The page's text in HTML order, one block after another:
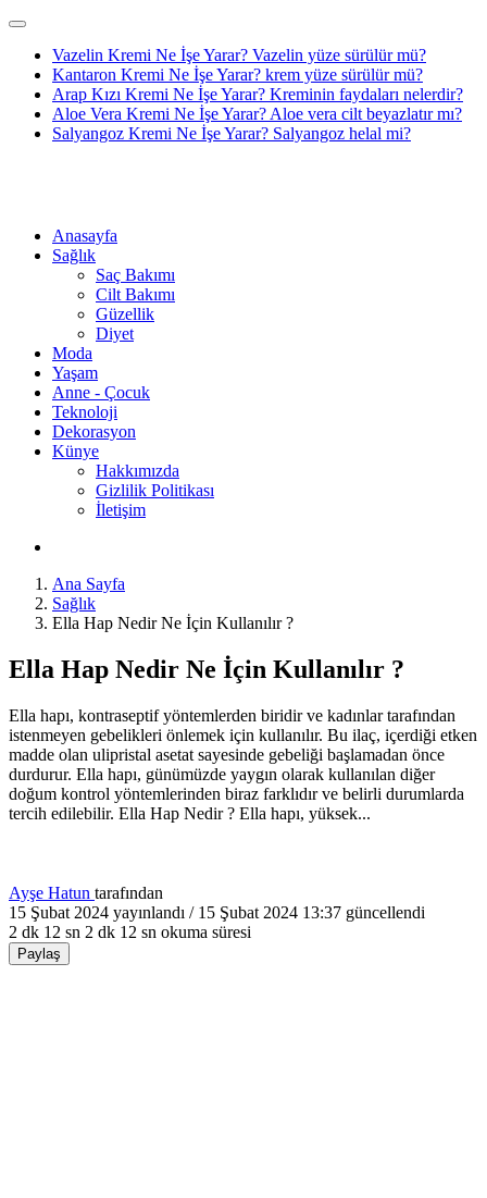
Vazelin Kremi Ne İşe Yarar? Vazelin yüze sürülür mü?
Kantaron Kremi Ne İşe Yarar? krem yüze sürülür mü?
Arap Kızı Kremi Ne İşe Yarar? Kreminin faydaları nelerdir?
Aloe Vera Kremi Ne İşe Yarar? Aloe vera cilt beyazlatır mı?
Salyangoz Kremi Ne İşe Yarar? Salyangoz helal mi?
Anasayfa
Sağlık
Saç Bakımı
Cilt Bakımı
Güzellik
Diyet
Moda
Yaşam
Anne - Çocuk
Teknoloji
Dekorasyon
Künye
Hakkımızda
Gizlilik Politikası
İletişim
Ana Sayfa
Sağlık
Ella Hap Nedir Ne İçin Kullanılır ?
Ella Hap Nedir Ne İçin Kullanılır ?
Ella hapı, kontraseptif yöntemlerden biridir ve kadınlar tarafından
istenmeyen gebelikleri önlemek için kullanılır. Bu ilaç, içerdiği etken
madde olan ulipristal asetat sayesinde gebeliği başlamadan önce
durdurur. Ella hapı, günümüzde yaygın olarak kullanılan diğer
doğum kontrol yöntemlerinden biraz farklıdır ve belirli durumlarda
tercih edilebilir. Ella Hap Nedir ? Ella hapı, yüksek...
Ayşe Hatun tarafından
15 Şubat 2024 yayınlandı / 15 Şubat 2024 13:37 güncellendi
2 dk 12 sn 2 dk 12 sn okuma süresi
Paylaş